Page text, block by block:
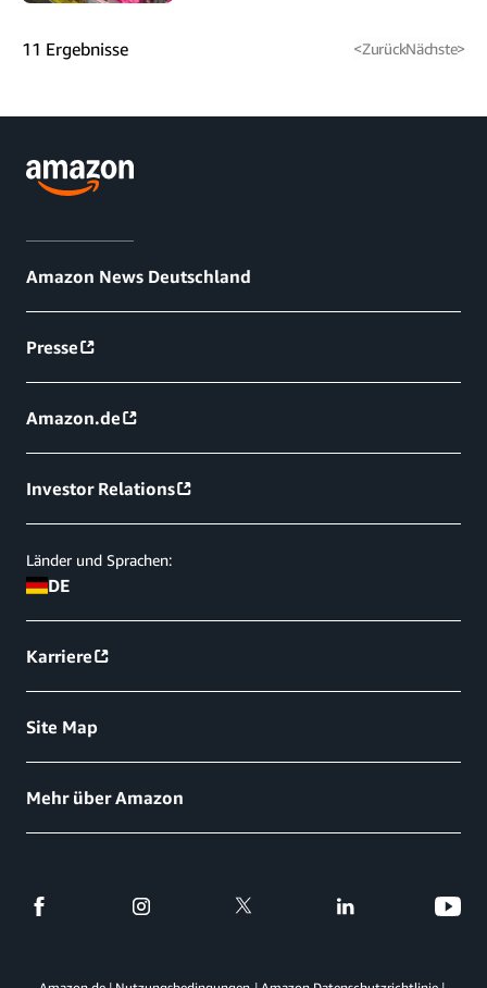
11 Ergebnisse <ZurückNächste>
Amazon News Deutschland
Presse
Amazon.de
Investor Relations
Länder und Sprachen:
DE
Karriere
Site Map
Mehr über Amazon